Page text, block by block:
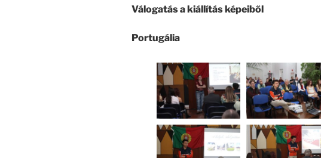
Válogatás a kiállítás képeiből
Portugália